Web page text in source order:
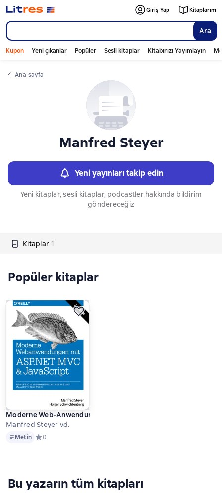
Ara
Giriş Yap Kitaplarım
Kupon Yeni çıkanlar Popüler Sesli kitaplar Kitabınızı Yayımlayın
Ana sayfa
Manfred Steyer
Yeni yayınları takip edin
Yeni kitaplar, sesli kitaplar, podcastler hakkında bildirim
göndereceğiz
Kitaplar 1
Слайдер с книгами
Popüler kitaplar
Moderne Web-Anwendungen mit ASP.NET MVC und JavaScript
Manfred Steyer vd.
MetinMetin Средний рейтинг 0 на основе 0 оценок
0
Bu yazarın tüm kitapları